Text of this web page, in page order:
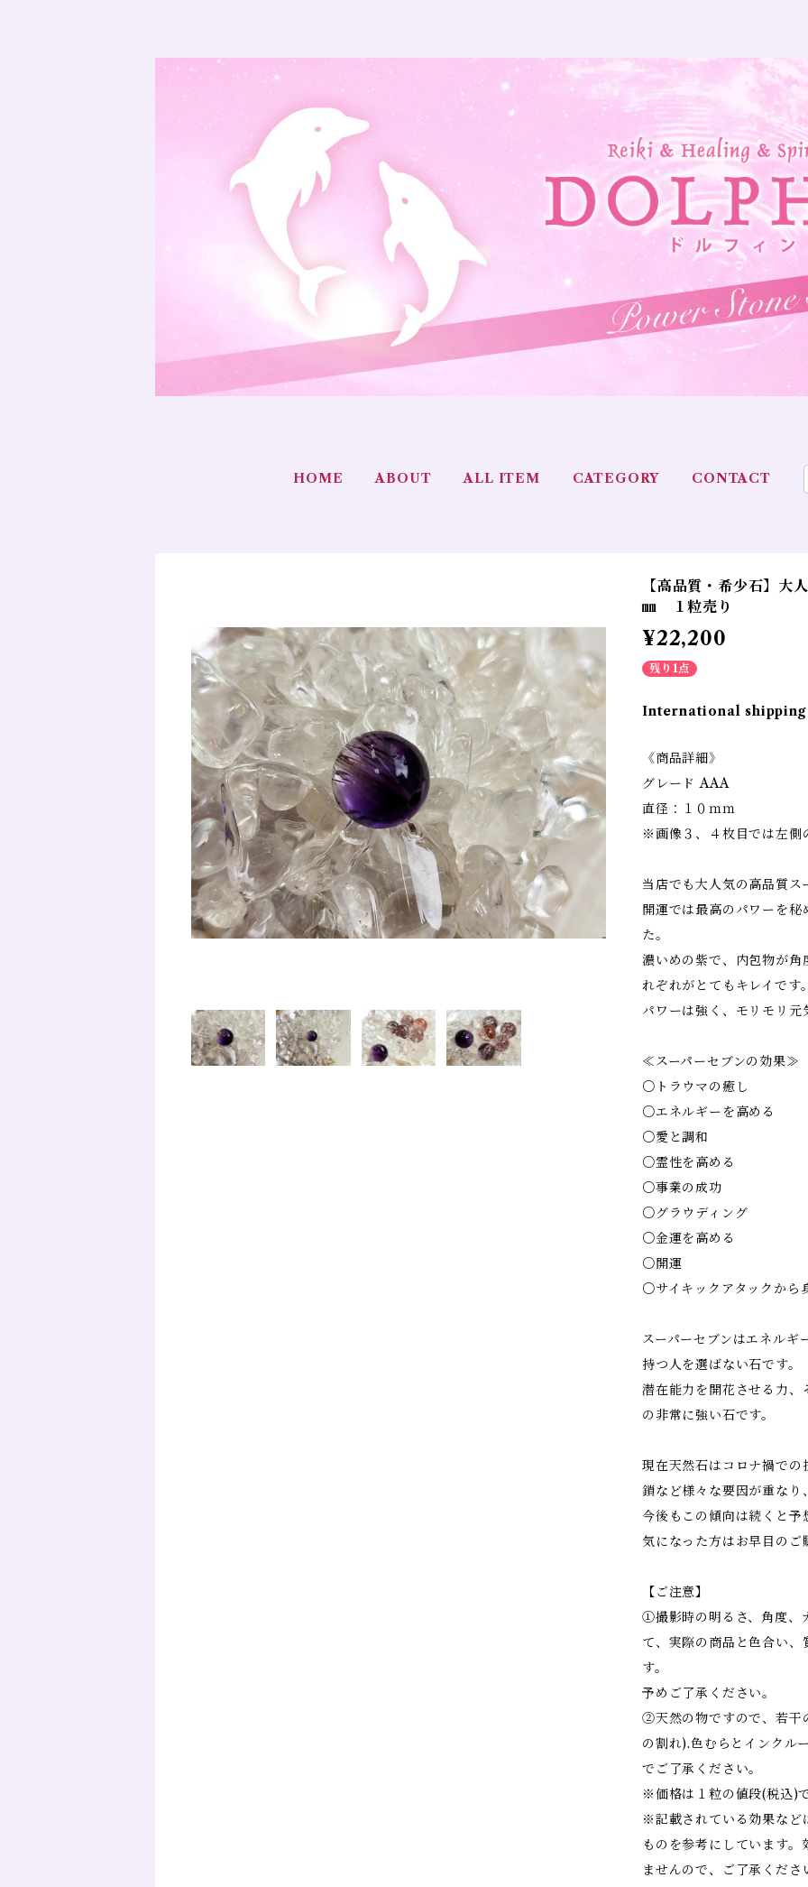
HOME ABOUT ALL ITEM CATEGORY CONTACT
【高品質・希少石】大
㎜ １粒売り
¥22,200
残り1点
International
《商品詳細》
グレード AAA
直径：１０ｍｍ
※画像３、４枚目では左側
当店でも大人気の高品質ス
開運では最高のパワーを秘
た。
濃いめの紫で、内包物が
れぞれがとてもキレイです。
パワーは強く、モリモリ
≪スーパーセブンの効果≫
○トラウマの癒し
○エネルギーを高める
○愛と調和
○霊性を高める
○事業の成功
○グラウディング
○金運を高める
○開運
○サイキックアタックから
スーパーセブンはエネルギ
持つ人を選ばない石です。
潜在能力を開花させる力
の非常に強い石です。
現在天然石はコロナ禍で
鎖など様々な要因が重なり
今後もこの傾向は続くと予
気になった方はお早目のご
【ご注意】
①撮影時の明るさ、角度、
て、実際の商品と色合い
す。
予めご了承ください。
②天然の物ですので、若干
の割れ).色むらとインクル
でご了承ください。
※価格は１粒の値段(税込)で
※記載されている効果など
ものを参考にしています。
ませんので、ご了承くださ